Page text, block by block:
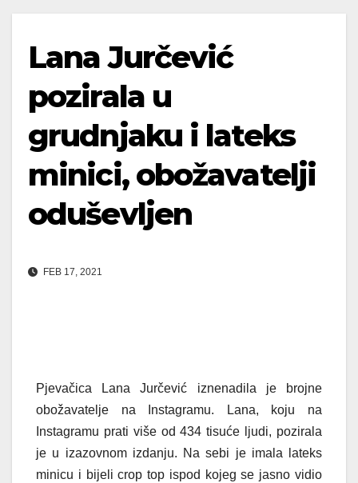
Lana Jurčević
pozirala u
grudnjaku i lateks
minici, obožavatelji
oduševljen
FEB 17, 2021
Pjevačica Lana Jurčević iznenadila je brojne
obožavatelje na Instagramu. Lana, koju na
Instagramu prati više od 434 tisuće ljudi, pozirala
je u izazovnom izdanju. Na sebi je imala lateks
minicu i bijeli crop top ispod kojeg se jasno vidio